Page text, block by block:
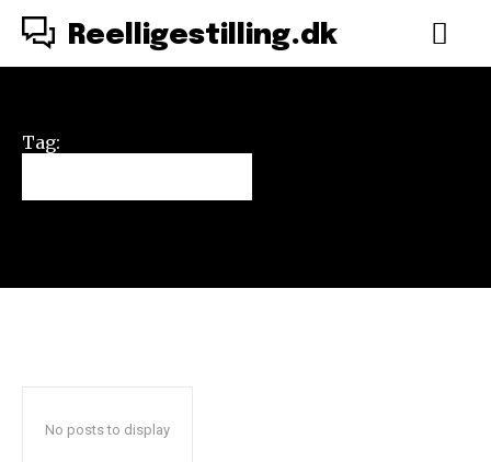
Reelligestilling.dk
Tag:
No posts to display